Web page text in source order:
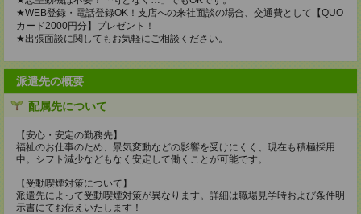
★WEB登録・電話登録OK！支店への来社面談の場合、交通費として【QUO
カード2000円分】プレゼント！
★出張面談に関してもお気軽にご相談ください。
派遣先の概要
配属先について
【安心・安定の勤務先】
福祉のお仕事のため、景気変動などの影響を受けにくく、現在も積極採用
中。シフト減少などもなく安定して働くことが可能です。
【受動喫煙対策について】
派遣先によって受動喫煙対策が異なります。詳細は職場見学時および条件明
示書にてお伝えいたします！